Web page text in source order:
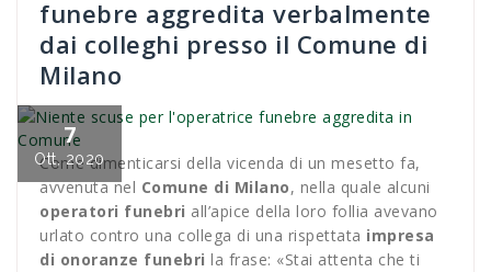
funebre aggredita verbalmente
dai colleghi presso il Comune di
Milano
7
Ott, 2020
Come dimenticarsi della vicenda di un mesetto fa,
avvenuta nel Comune di Milano, nella quale alcuni
operatori funebri all’apice della loro follia avevano
urlato contro una collega di una rispettata impresa
di onoranze funebri la frase: «Stai attenta che ti